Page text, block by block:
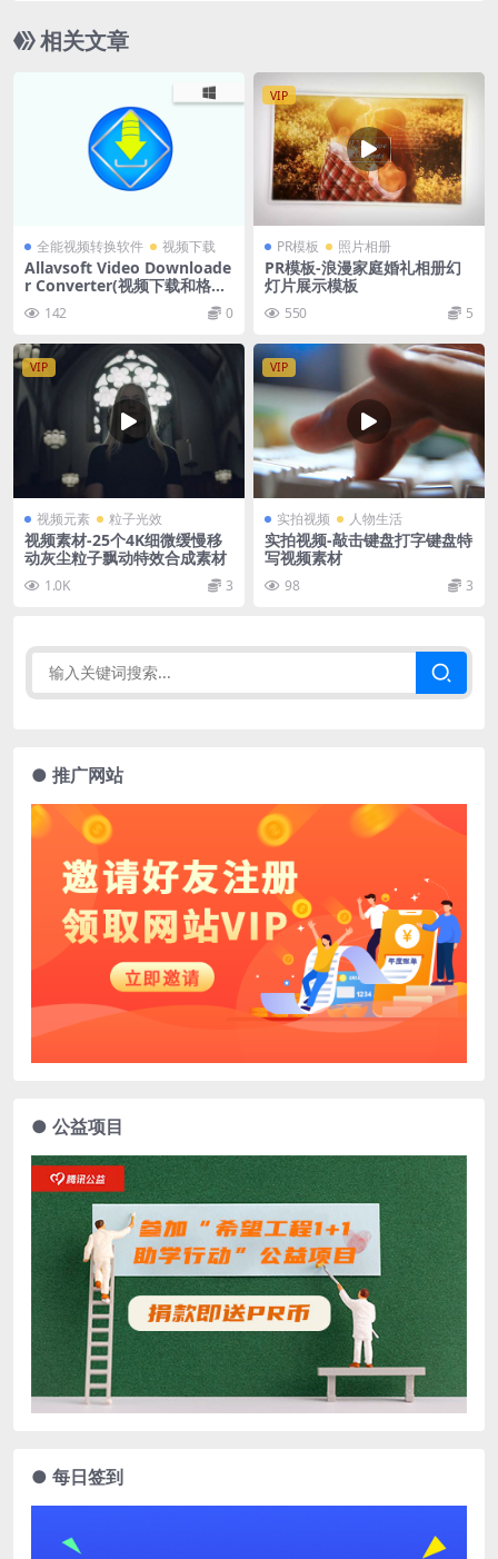
相关文章
全能视频转换软件 视频下载
Allavsoft Video Downloade
r Converter(视频下载和格式
转换) v3.27.0.8852 特别版
+便携版
142 0
VIP
PR模板 照片相册
PR模板-浪漫家庭婚礼相册幻
灯片展示模板
550 5
VIP
视频元素 粒子光效
视频素材-25个4K细微缓慢移
动灰尘粒子飘动特效合成素材
1.0K 3
VIP
实拍视频 人物生活
实拍视频-敲击键盘打字键盘特
写视频素材
98 3
● 推广网站
● 公益项目
● 每日签到